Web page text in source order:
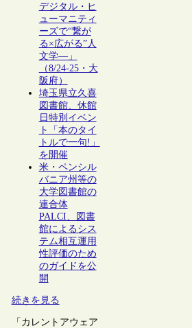
デジタル・ヒ
ューマニティ
ーズで“繋が
る×広がる”人
文学―」
（8/24-25・大
阪府）
埼玉県立久喜
図書館、休館
日特別イベン
ト「本のタイ
トルで一句!」
を開催
米・ペンシル
バニア州等の
大学図書館の
連合体
PALCI、図書
館によるシス
テム相互運用
性評価のため
のガイドを公
開
続きを見る
「カレントアウェア